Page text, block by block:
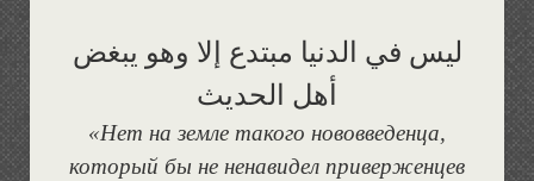
ليس في الدنيا مبتدع إلا وهو يبغض
أهل الحديث
«Нет на земле такого нововведенца,
который бы не ненавидел приверженцев